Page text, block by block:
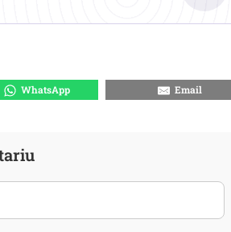
WhatsApp Email